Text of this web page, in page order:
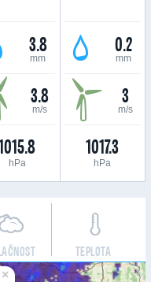
3.8
mm
3.8
m/s
hPa
0.2
mm
3
m/s
1017.3
hPa
TEPLOTA
×